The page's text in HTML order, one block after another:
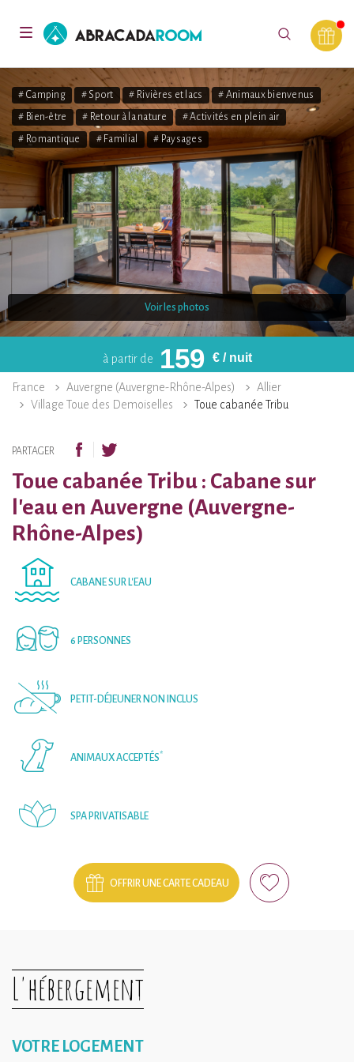
Toggle
AbracadaRoom
# Camping # Sport # Rivières et lacs
# Animaux bienvenus
# Bien-être
# Retour à la nature
# Activités en plein air
# Romantique
# Familial # Paysages
Voir les photos
à partir de 159 € / nuit
France Auvergne (Auvergne-Rhône-Alpes)
Allier
Village Toue des Demoiselles
Toue cabanée Tribu
PARTAGER
Toue cabanée Tribu : Cabane sur
l'eau en Auvergne (Auvergne-
Rhône-Alpes)
CABANE SUR L'EAU
6 PERSONNES
PETIT-DÉJEUNER NON INCLUS
ANIMAUX ACCEPTÉS*
SPA PRIVATISABLE
OFFRIR UNE CARTE CADEAU
L'hébergement
VOTRE LOGEMENT